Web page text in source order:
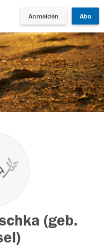
Anmelden Abo
(geb.